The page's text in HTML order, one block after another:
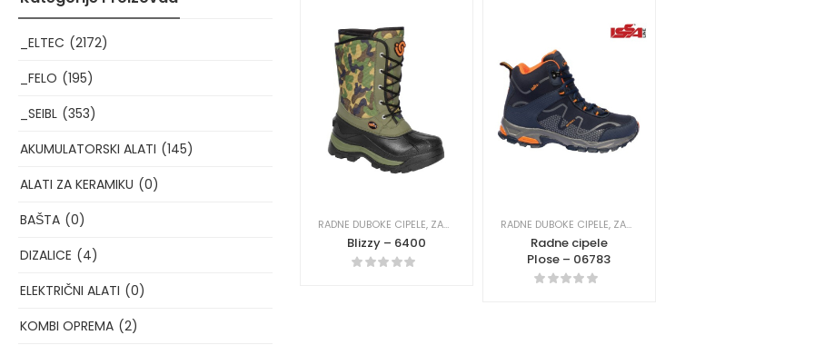
_ELTEC (2172)
_FELO (195)
_SEIBL (353)
AKUMULATORSKI ALATI (145)
ALATI ZA KERAMIKU (0)
BAŠTA (0)
DIZALICE (4)
ELEKTRIČNI ALATI (0)
KOMBI OPREMA (2)
RADNE DUBOKE CIPELE, ZAŠTITNA OPREMA
Blizzy – 6400
RADNE DUBOKE CIPELE, ZAŠTITNA OPREMA
Radne cipele
Plose – 06783